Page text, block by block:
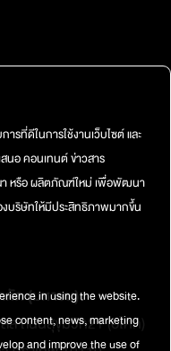
กัด (มหาชน)
ส ถนนสุขุมวิท21 (อโศก)
ารที่ดีในการใช้งานเว็บไซต์ และ
นอ คอนเทนต์ ข่าวสาร
หรือ ผลิตภัณฑ์ใหม่ เพื่อพัฒนา
งบริษัทให้มีประสิทธิภาพมากขึ้น
in using the website.
content, news, marketing
and improve the use of